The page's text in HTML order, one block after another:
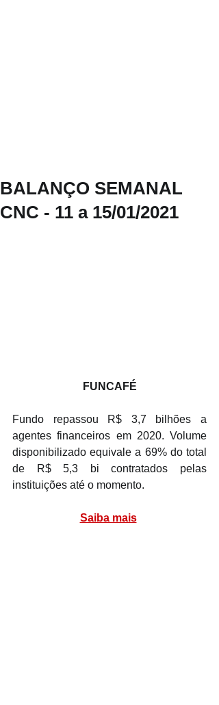
BALANÇO SEMANAL
CNC - 11 a 15/01/2021
FUNCAFÉ
Fundo repassou R$ 3,7 bilhões a
agentes financeiros em 2020. Volume
disponibilizado equivale a 69% do total
de R$ 5,3 bi contratados pelas
instituições até o momento.
Saiba mais